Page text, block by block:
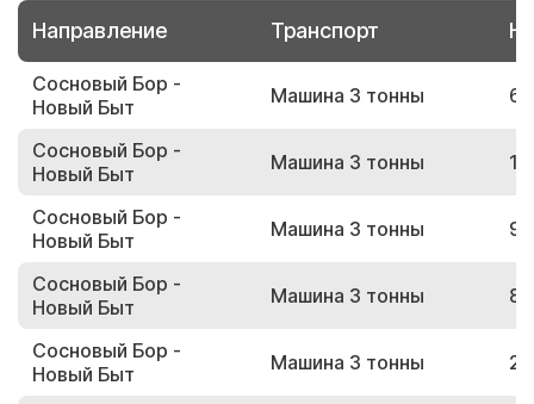
Направление Транспорт
Сосновый Бор -
Новый Быт
Машина 3 тонны
Сосновый Бор -
Новый Быт
Машина 3 тонны
Сосновый Бор -
Новый Быт
Машина 3 тонны
Сосновый Бор -
Новый Быт
Машина 3 тонны
Сосновый Бор -
Новый Быт
Машина 3 тонны